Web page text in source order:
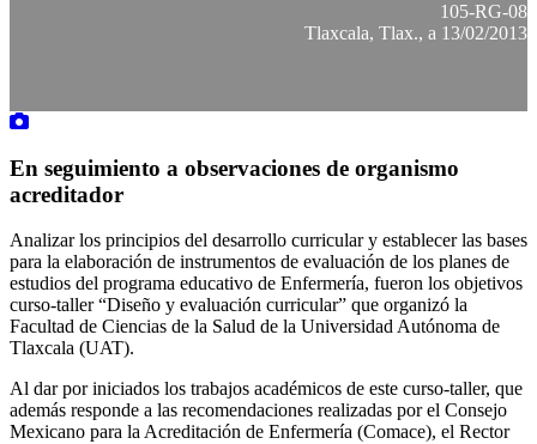
105-RG-08
Tlaxcala, Tlax., a 13/02/2013
En seguimiento a observaciones de organismo
acreditador
Analizar los principios del desarrollo curricular y establecer las bases
para la elaboración de instrumentos de evaluación de los planes de
estudios del programa educativo de Enfermería, fueron los objetivos
curso-taller “Diseño y evaluación curricular” que organizó la
Facultad de Ciencias de la Salud de la Universidad Autónoma de
Tlaxcala (UAT).
Al dar por iniciados los trabajos académicos de este curso-taller, que
además responde a las recomendaciones realizadas por el Consejo
Mexicano para la Acreditación de Enfermería (Comace), el Rector